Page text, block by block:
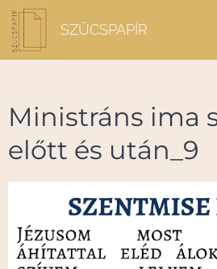
SZŰCSPAPÍR
Ministráns ima
előtt és után_9